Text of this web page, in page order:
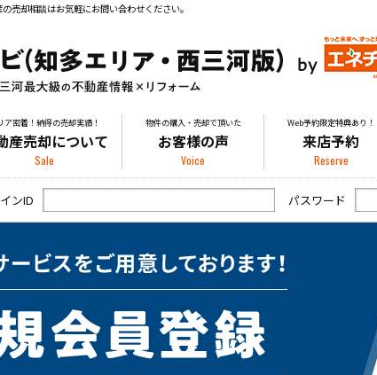
売却相談はお気軽にお問い合わせください。
ア密着！納得の売却実績！
産売却について
Sale
物件の購入・売却で頂いた
お客様の声
Voice
Web予約限定特典あり！
来店予約
Reserve
ンID パスワード